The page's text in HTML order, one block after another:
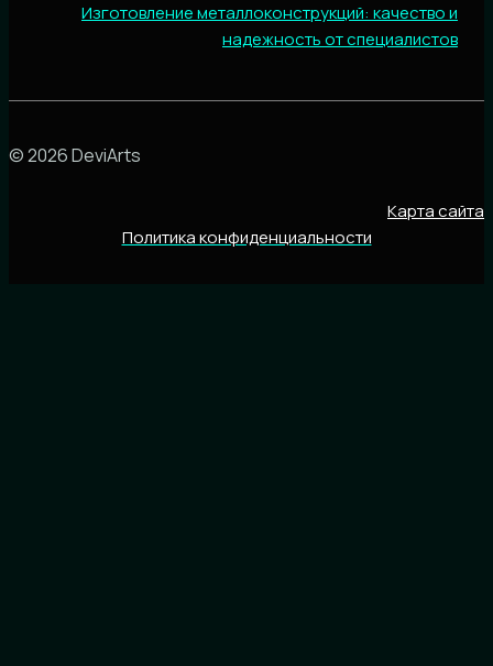
Изготовление металлоконструкций: качество и
надежность от специалистов
© 2026 DeviArts
Карта сайта
Политика конфиденциальности